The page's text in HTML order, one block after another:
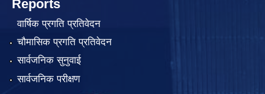
Reports
वार्षिक प्रगति प्रतिवेदन
चौमासिक प्रगति प्रतिवेदन
सार्वजनिक सुनुवाई
सार्वजनिक परीक्षण